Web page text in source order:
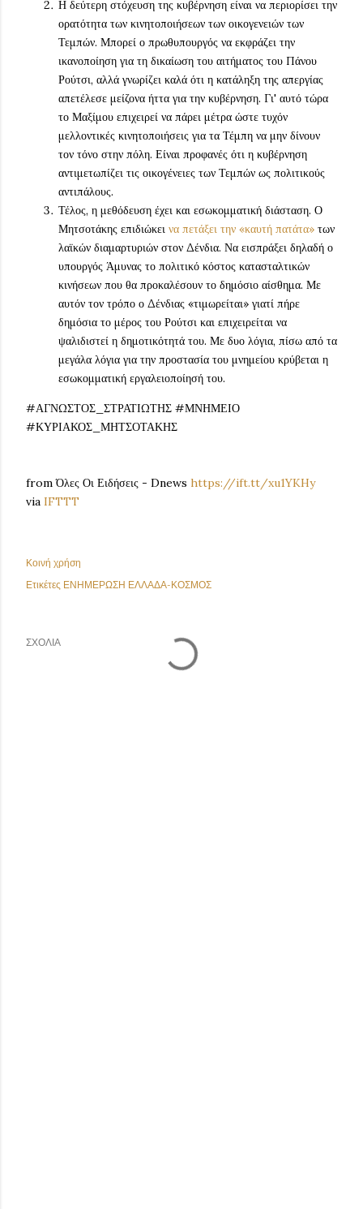
Η δεύτερη στόχευση της κυβέρνηση είναι να περιορίσει την
ορατότητα των κινητοποιήσεων των οικογενειών των
Τεμπών. Μπορεί ο πρωθυπουργός να εκφράζει την
ικανοποίηση για τη δικαίωση του αιτήματος του Πάνου
Ρούτσι, αλλά γνωρίζει καλά ότι η κατάληξη της απεργίας
απετέλεσε μείζονα ήττα για την κυβέρνηση. Γι' αυτό τώρα
το Μαξίμου επιχειρεί να πάρει μέτρα ώστε τυχόν
μελλοντικές κινητοποιήσεις για τα Τέμπη να μην δίνουν
τον τόνο στην πόλη. Είναι προφανές ότι η κυβέρνηση
αντιμετωπίζει τις οικογένειες των Τεμπών ως πολιτικούς
αντιπάλους.
Τέλος, η μεθόδευση έχει και εσωκομματική διάσταση. Ο
Μητσοτάκης επιδιώκει να πετάξει την «καυτή πατάτα» των
λαϊκών διαμαρτυριών στον Δένδια. Να εισπράξει δηλαδή ο
υπουργός Άμυνας το πολιτικό κόστος κατασταλτικών
κινήσεων που θα προκαλέσουν το δημόσιο αίσθημα. Με
αυτόν τον τρόπο ο Δένδιας «τιμωρείται» γιατί πήρε
δημόσια το μέρος του Ρούτσι και επιχειρείται να
ψαλιδιστεί η δημοτικότητά του. Με δυο λόγια, πίσω από τα
μεγάλα λόγια για την προστασία του μνημείου κρύβεται η
εσωκομματική εργαλειοποίησή του.
#ΑΓΝΩΣΤΟΣ_ΣΤΡΑΤΙΩΤΗΣ #ΜΝΗΜΕΙΟ
#ΚΥΡΙΑΚΟΣ_ΜΗΤΣΟΤΑΚΗΣ
from Όλες Οι Ειδήσεις - Dnews https://ift.tt/xu1YKHy
via IFTTT
Κοινή χρήση
Ετικέτες ΕΝΗΜΕΡΩΣΗ ΕΛΛΑΔΑ-ΚΟΣΜΟΣ
ΣΧΌΛΙΑ